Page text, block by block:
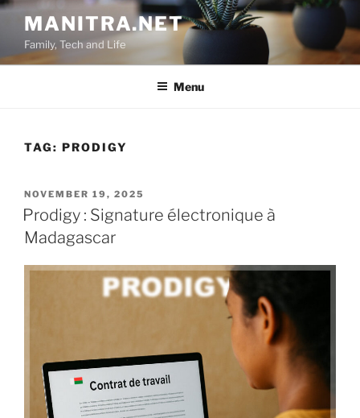
Skip
content
MANITRA.NET
Family, Tech and Life
Menu
TAG: PRODIGY
POSTED
ON
NOVEMBER 19, 2025
Prodigy : Signature électronique à
Madagascar